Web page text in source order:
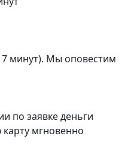
минут). Мы оповестим
по заявке деньги
мгновенно